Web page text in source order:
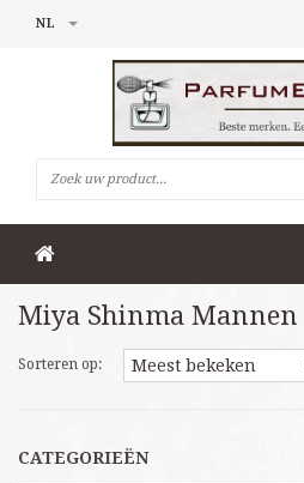
NL
Miya Shinma
Sorteren op:
CATEGORIEËN